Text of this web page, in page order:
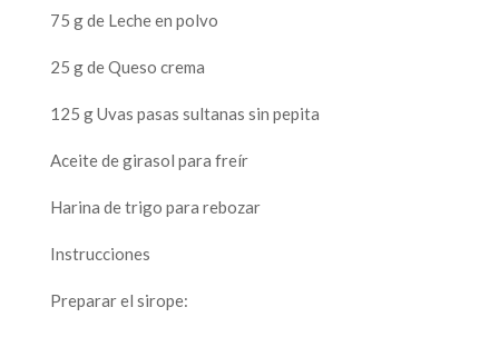
75 g de Leche en polvo
25 g de Queso crema
125 g Uvas pasas sultanas sin pepita
Aceite de girasol para freír
Harina de trigo para rebozar
Instrucciones
Preparar el sirope: